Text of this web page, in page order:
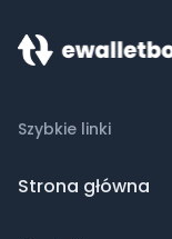
Szybkie linki
Strona główna